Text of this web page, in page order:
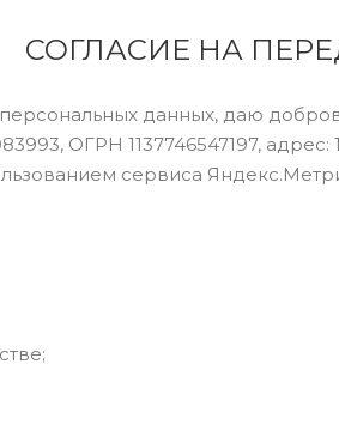
СОГЛАСИЕ НА
данных, даю
ОГРН 1137746547197, адрес:
сервиса